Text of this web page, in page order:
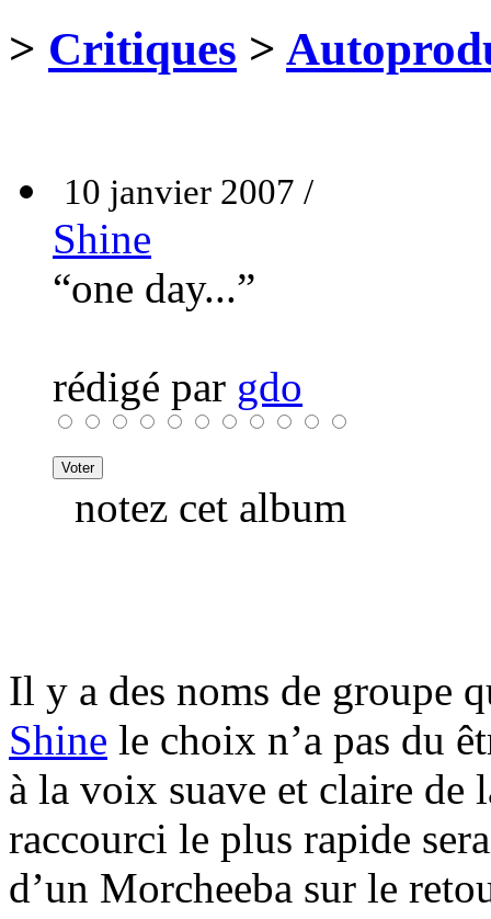
> Critiques >
10 janvier 2007 /
Shine
“one day...”
rédigé par gdo
notez cet album
Il y a des noms de groupe
Shine le choix n’a pas du
à la voix suave et claire de
raccourci le plus rapide
d’un Morcheeba sur le